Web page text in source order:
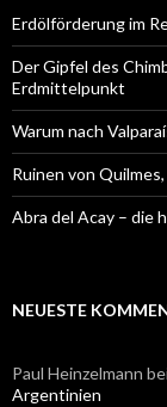
Erdölförderung im
Der Gipfel des
Erdmittelpunkt
Warum nach
Ruinen von
Abra del Acay – die
NEUESTE
Paul Heinzelmann
Argentinien